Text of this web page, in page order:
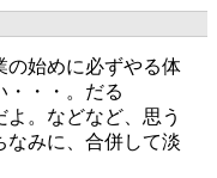
の始めに必ずやる体
・・・。だる
。などなど、思う
なみに、合併して淡